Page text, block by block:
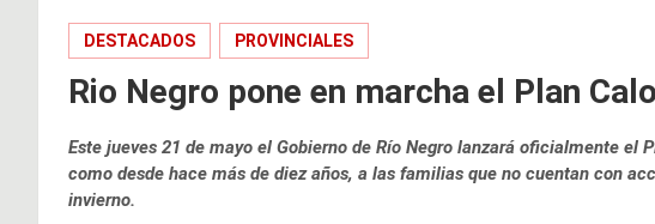
DESTACADOS PROVINCIALES
Rio Negro pone en marcha el Plan
Este jueves 21 de mayo el Gobierno de Río Negro lanzará oficialmente el
como desde hace más de diez años, a las familias que no cuentan con
invierno.